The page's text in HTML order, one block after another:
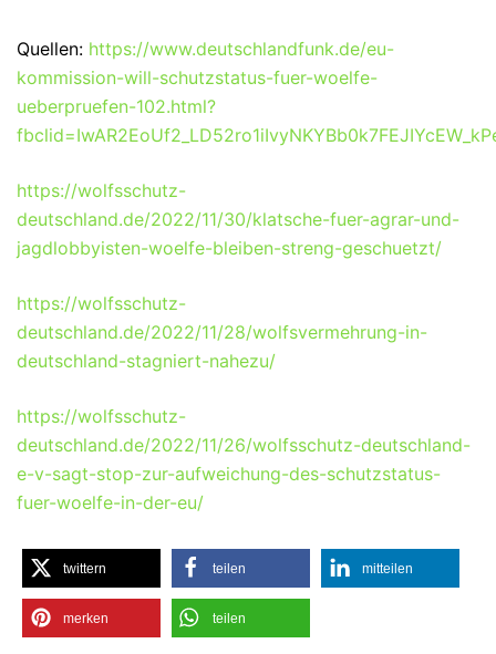
Quellen: https://www.deutschlandfunk.de/eu-
kommission-will-schutzstatus-fuer-woelfe-
ueberpruefen-102.html?
https://wolfsschutz-
deutschland.de/2022/11/30/klatsche-fuer-agrar-und-
jagdlobbyisten-woelfe-bleiben-streng-geschuetzt/
https://wolfsschutz-
deutschland.de/2022/11/28/wolfsvermehrung-in-
deutschland-stagniert-nahezu/
https://wolfsschutz-
deutschland.de/2022/11/26/wolfsschutz-deutschland-
e-v-sagt-stop-zur-aufweichung-des-schutzstatus-
fuer-woelfe-in-der-eu/
twittern teilen mitteilen
merken teilen